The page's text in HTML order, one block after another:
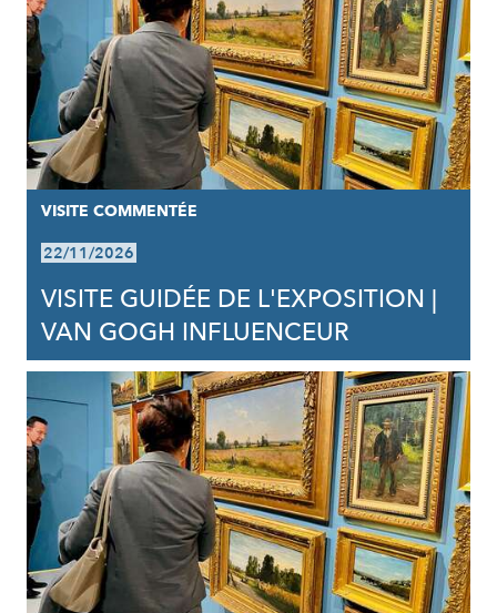
VISITE COMMENTÉE
22/11/2026
VISITE GUIDÉE DE L'EXPOSITION |
VAN GOGH INFLUENCEUR